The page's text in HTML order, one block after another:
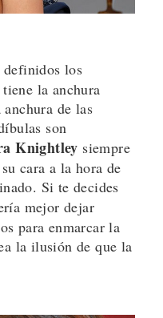
los
la anchura
de las
son
Knightley siempre
cara a la hora de
Si te decides
mejor dejar
para enmarcar la
la ilusión de que la